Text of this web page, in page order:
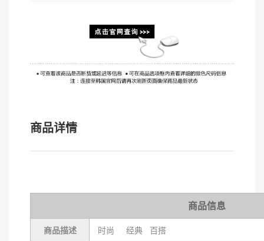
商品详情
商品信息
商品描述 时尚 经典 百搭